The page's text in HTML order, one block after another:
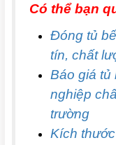
Có thể bạn
Đóng tủ
tín, chất
Báo giá tủ
nghiệp
trường
Kích